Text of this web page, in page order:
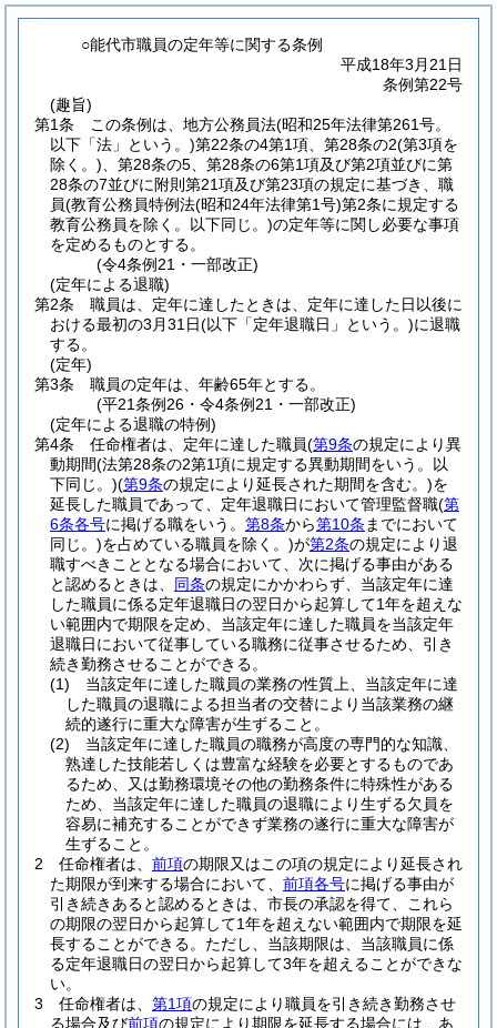
○能代市職員の定年等に関する条例
平成18年3月21日
条例第22号
(趣旨)
第1条
この条例は、地方公務員法(昭和25年法律第261号。
以下「法」という。)第22条の4第1項、第28条の2(第3項を
除く。) 、第28条の5、第28条の6第1項及び第2項並びに第
28条の7並びに附則第21項及び第23項の規定に基づき、職
員(教育公務員特例法(昭和24年法律第1号)第2条に規定する
教育公務員を除く。以下同じ。)の定年等に関し必要な事項
を定めるものとする。
(令4条例21・一部改正)
(定年による退職)
第2条
職員は、定年に達したときは、定年に達した日以後に
おける最初の3月31日(以下「定年退職日」という。)に退職
する。
(定年)
第3条
職員の定年は、年齢65年とする。
(平21条例26・令4条例21・一部改正)
(定年による退職の特例)
第4条
任命権者は、定年に達した職員(第9条の規定により異
動期間(法第28条の2第1項に規定する異動期間をいう。以
下同じ。)(第9条の規定により延長された期間を含む。)を
延長した職員であって、定年退職日において管理監督職(第
6条各号に掲げる職をいう。 第8条から第10条 までにおいて
同じ。)を占めている職員を除く。)が第2条の規定により退
職すべきこととなる場合において、次に掲げる事由がある
と認めるときは、 同条の規定にかかわらず、当該定年に達
した職員に係る定年退職日の翌日から起算して1年を超えな
い範囲内で期限を定め、当該定年に達した職員を当該定年
退職日において従事している職務に従事させるため、引き
続き勤務させることができる。
(1)
当該定年に達した職員の業務の性質上、当該定年に達
した職員の退職による担当者の交替により当該業務の継
続的遂行に重大な障害が生ずること。
(2)
当該定年に達した職員の職務が高度の専門的な知識、
熟達した技能若しくは豊富な経験を必要とするものであ
るため、又は勤務環境その他の勤務条件に特殊性がある
ため、当該定年に達した職員の退職により生ずる欠員を
容易に補充することができず業務の遂行に重大な障害が
生ずること。
2
任命権者は、 前項の期限又はこの項の規定により延長され
た期限が到来する場合において、 前項各号に掲げる事由が
引き続きあると認めるときは、市長の承認を得て、これら
の期限の翌日から起算して1年を超えない範囲内で期限を延
長することができる。 ただし、当該期限は、当該職員に係
る定年退職日の翌日から起算して3年を超えることができな
い。
3
任命権者は、 第1項の規定により職員を引き続き勤務させ
る場合及び前項の規定により期限を延長する場合には、あ